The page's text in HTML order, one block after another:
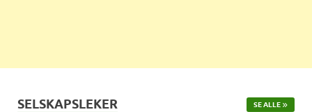
SELSKAPSLEKER SE ALLE